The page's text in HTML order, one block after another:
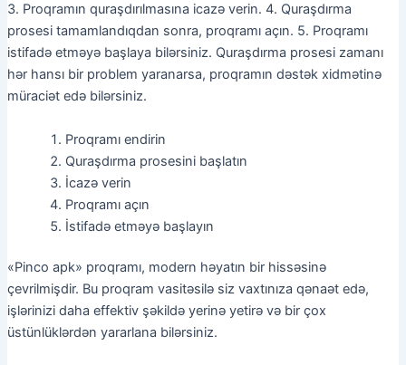
3. Proqramın quraşdırılmasına icazə verin. 4. Quraşdırma
prosesi tamamlandıqdan sonra, proqramı açın. 5. Proqramı
istifadə etməyə başlaya bilərsiniz. Quraşdırma prosesi zamanı
hər hansı bir problem yaranarsa, proqramın dəstək xidmətinə
müraciət edə bilərsiniz.
Proqramı endirin
Quraşdırma prosesini başlatın
İcazə verin
Proqramı açın
İstifadə etməyə başlayın
«Pinco apk» proqramı, modern həyatın bir hissəsinə
çevrilmişdir. Bu proqram vasitəsilə siz vaxtınıza qənaət edə,
işlərinizi daha effektiv şəkildə yerinə yetirə və bir çox
üstünlüklərdən yararlana bilərsiniz.